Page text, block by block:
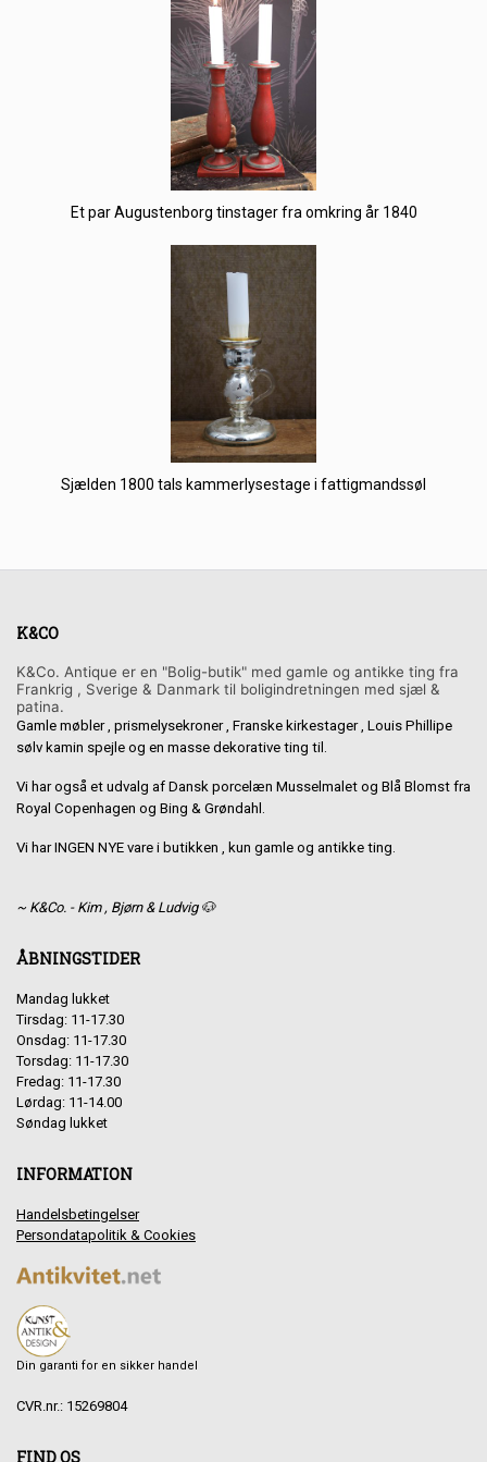
Et par Augustenborg tinstager fra omkring år 1840
Sjælden 1800 tals kammerlysestage i fattigmandssøl
K&CO
K&Co. Antique er en "Bolig-butik" med gamle og antikke ting fra
Frankrig , Sverige & Danmark til boligindretningen med sjæl &
patina.
Gamle møbler , prismelysekroner , Franske kirkestager , Louis Phillipe
sølv kamin spejle og en masse dekorative ting til.
Vi har også et udvalg af Dansk porcelæn Musselmalet og Blå Blomst fra
Royal Copenhagen og Bing & Grøndahl.
Vi har INGEN NYE vare i butikken , kun gamle og antikke ting.
~ K&Co. - Kim , Bjørn & Ludvig 🐶
ÅBNINGSTIDER
Mandag lukket
Tirsdag: 11-17.30
Onsdag: 11-17.30
Torsdag: 11-17.30
Fredag: 11-17.30
Lørdag: 11-14.00
Søndag lukket
INFORMATION
Handelsbetingelser
Persondatapolitik & Cookies
Din garanti for en sikker handel
CVR.nr.: 15269804
FIND OS